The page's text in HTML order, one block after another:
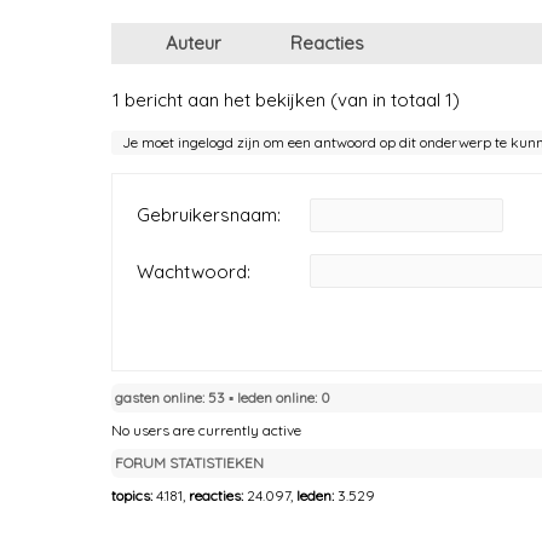
Auteur Reacties
1 bericht aan het bekijken (van in totaal 1)
Je moet ingelogd zijn om een antwoord op dit onderwerp te
Gebruikersnaam:
Wachtwoord:
gasten online: 53 ▪︎ leden online: 0
No users are currently active
FORUM STATISTIEKEN
topics: 4.181, reacties: 24.097, leden: 3.529